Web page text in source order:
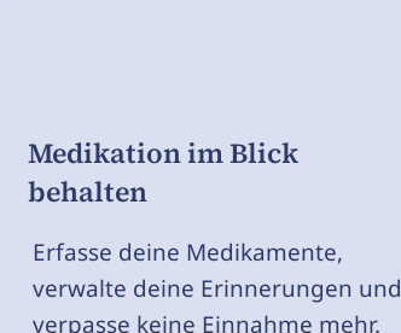
Medikation im Blick
behalten
Erfasse deine Medikamente,
verwalte deine Erinnerungen und
verpasse keine Einnahme mehr.